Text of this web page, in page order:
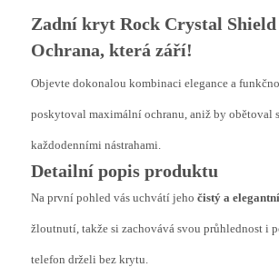
Zadní kryt Rock Crystal
Ochrana, která září!
Objevte dokonalou kombinaci elegance a
poskytoval maximální ochranu, aniž by obětoval
každodenními nástrahami.
Detailní popis produktu
Na první pohled vás uchvátí jeho čistý a
žloutnutí, takže si zachovává svou průhlednost i
telefon drželi bez krytu.